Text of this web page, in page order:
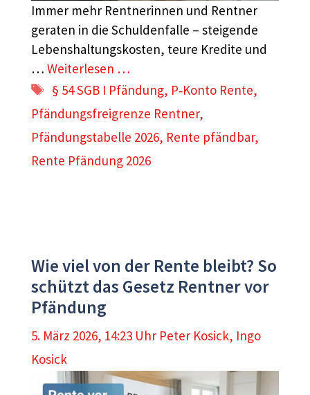
Immer mehr Rentnerinnen und Rentner
geraten in die Schuldenfalle – steigende
Lebenshaltungskosten, teure Kredite und
… Weiterlesen …
Schlagwörter
§ 54 SGB I Pfändung, P‑Konto Rente,
Pfändungsfreigrenze Rentner,
Pfändungstabelle 2026, Rente pfändbar,
Rente Pfändung 2026
Wie viel von der Rente bleibt? So
schützt das Gesetz Rentner vor
Pfändung
5. März 2026, 14:23 Uhr Peter Kosick, Ingo
Kosick